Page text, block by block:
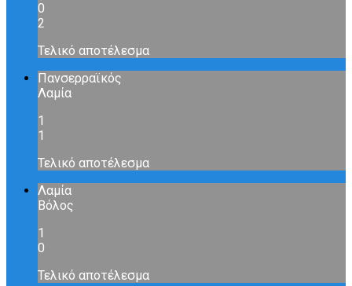
0
2
Τελικό αποτέλεσμα
Πανσερραϊκός
Λαμία
1
1
Τελικό αποτέλεσμα
Λαμία
Βόλος
1
0
Τελικό αποτέλεσμα